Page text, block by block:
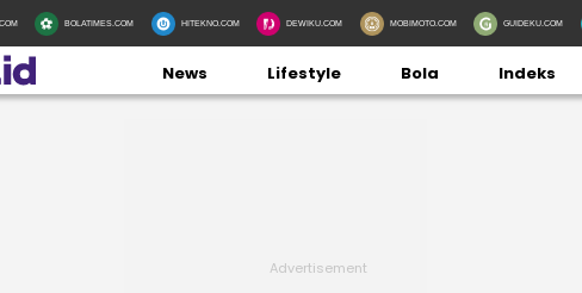
BOLATIMES.COM HITEKNO.COM DEWIKU.COM MOBIMOTO.COM GUIDEKU.COM
News Lifestyle Bola Indeks